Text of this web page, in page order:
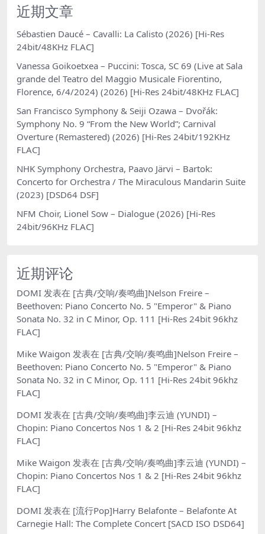
近期文章
Sébastien Daucé – Cavalli: La Calisto (2026) [Hi-Res
24bit/48KHz FLAC]
Vanessa Goikoetxea – Puccini: Tosca, SC 69 (Live at Sala
grande del Teatro del Maggio Musicale Fiorentino,
Florence, 6/4/2024) (2026) [Hi-Res 24bit/48KHz FLAC]
San Francisco Symphony & Seiji Ozawa – Dvořák:
Symphony No. 9 “From the New World”; Carnival
Overture (Remastered) (2026) [Hi-Res 24bit/192KHz
FLAC]
NHK Symphony Orchestra, Paavo Järvi – Bartok:
Concerto for Orchestra / The Miraculous Mandarin Suite
(2023) [DSD64 DSF]
NFM Choir, Lionel Sow – Dialogue (2026) [Hi-Res
24bit/96KHz FLAC]
近期评论
DOMI 发表在 [古典/交响/奏鸣曲]Nelson Freire –
Beethoven: Piano Concerto No. 5 "Emperor" & Piano
Sonata No. 32 in C Minor, Op. 111 [Hi-Res 24bit 96khz
FLAC]
Mike Waigon 发表在 [古典/交响/奏鸣曲]Nelson Freire –
Beethoven: Piano Concerto No. 5 "Emperor" & Piano
Sonata No. 32 in C Minor, Op. 111 [Hi-Res 24bit 96khz
FLAC]
DOMI 发表在 [古典/交响/奏鸣曲]李云迪 (YUNDI) –
Chopin: Piano Concertos Nos 1 & 2 [Hi-Res 24bit 96khz
FLAC]
Mike Waigon 发表在 [古典/交响/奏鸣曲]李云迪 (YUNDI) –
Chopin: Piano Concertos Nos 1 & 2 [Hi-Res 24bit 96khz
FLAC]
DOMI 发表在 [流行Pop]Harry Belafonte – Belafonte At
Carnegie Hall: The Complete Concert [SACD ISO DSD64]